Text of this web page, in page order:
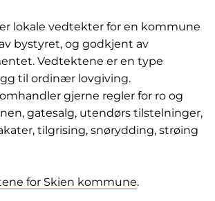
lokale vedtekter for en kommune
bystyret, og godkjent av
Vedtektene er en type
til ordinær lovgiving.
gjerne regler for ro og
gatesalg, utendørs tilstelninger,
tilgrising, snørydding, strøing
for Skien kommune.